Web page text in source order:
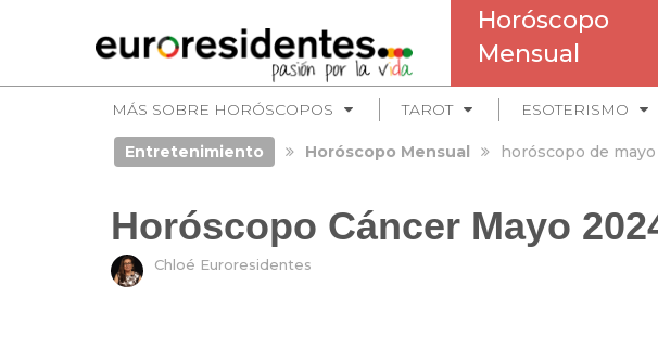
Horóscopo
Mensual
MÁS SOBRE HORÓSCOPOS TAROT ESOTERISMO
Entretenimiento Horóscopo Mensual horóscopo de mayo
Horóscopo Cáncer Mayo
Chloé Euroresidentes